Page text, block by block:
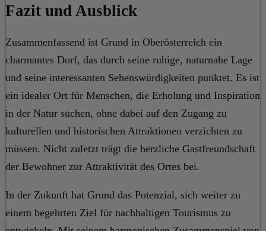
Fazit und Ausblick
Zusammenfassend ist Grund in Oberösterreich ein
charmantes Dorf, das durch seine ruhige, naturnahe Lage
und seine interessanten Sehenswürdigkeiten punktet. Es ist
ein idealer Ort für Menschen, die Erholung und Inspiration
in der Natur suchen, ohne dabei auf den Zugang zu
kulturellen und historischen Attraktionen verzichten zu
müssen. Nicht zuletzt trägt die herzliche Gastfreundschaft
der Bewohner zur Attraktivität des Ortes bei.
In der Zukunft hat Grund das Potenzial, sich weiter zu
einem begehrten Ziel für nachhaltigen Tourismus zu